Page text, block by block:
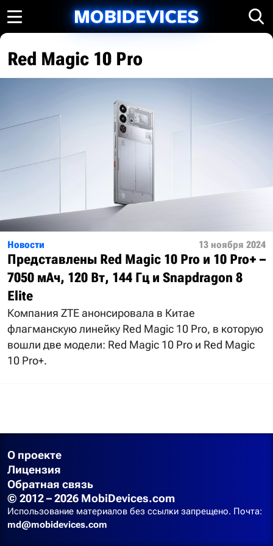
Red Magic 10 Pro
Новости 13 ноября 2024
Представлены Red Magic 10 Pro и 10 Pro+ –
7050 мАч, 120 Вт, 144 Гц и Snapdragon 8
Elite
Компания ZTE анонсировала в Китае
флагманскую линейку Red Magic 10 Pro, в которую
вошли две модели: Red Magic 10 Pro и Red Magic
10 Pro+.
О проекте
Лицензия
Обратная связь
© 2012 – 2026 MobiDevices.com
Использование материалов без ссылки запрещено. Почта:
md@mobidevices.com